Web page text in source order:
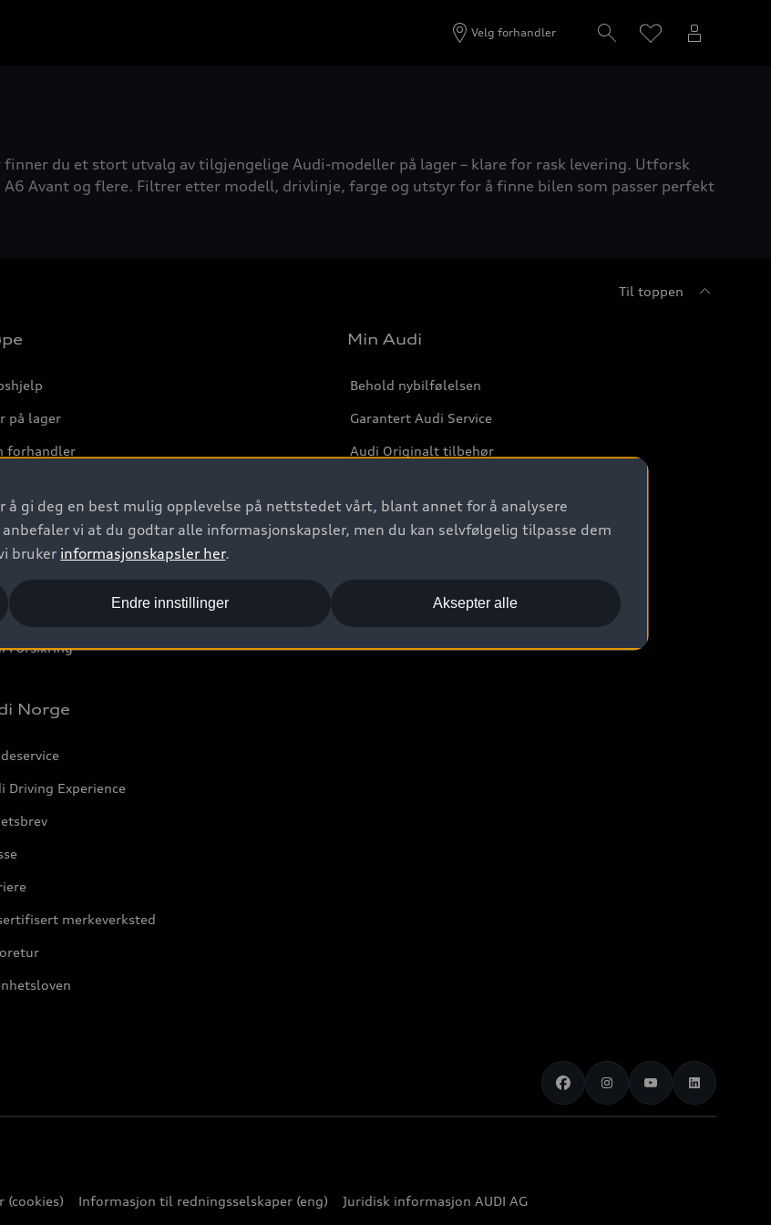
Velg forhandler
du et stort utvalg av tilgjengelige Audi-modeller på lager – klare for rask levering. Utforsk
Avant og flere. Filtrer etter modell, drivlinje, farge og utstyr for å finne bilen som passer perfekt
Til toppen
på lager
forhandler
forhandler
Forsikring
Min Audi
Behold nybilfølelsen
Garantert Audi Service
Audi Originalt tilbehør
Norge
Driving Experience
merkeverksted
(cookies) Informasjon til redningsselskaper (eng) Juridisk informasjon AUDI AG
å gi deg en best mulig opplevelse på nettstedet vårt, blant annet for å analysere
vi at du godtar alle informasjonskapsler, men du kan selvfølgelig tilpasse dem
bruker informasjonskapsler her.
Aksepter alle
Endre innstillinger